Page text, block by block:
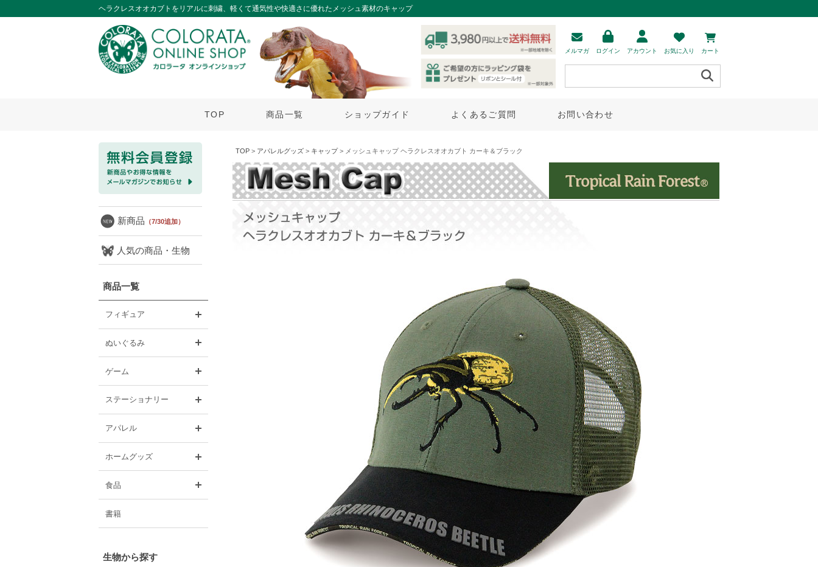
ヘラクレスオオカブトをリアルに刺繍、軽くて通気性や快適さに優れたメッシュ素材のキャップ
メルマガ ログイン アカウント お気に入り カート
TOP 商品一覧 ショップガイド よくあるご質問 お問い合わせ
新商品 （7/30追加）
人気の商品・生物
商品一覧
フィギュア
ぬいぐるみ
ゲーム
ステーショナリー
アパレル
ホームグッズ
食品
書籍
生物から探す
TOP > アパレルグッズ > キャップ> メッシュキャップ ヘラクレスオオカブト カーキ＆ブラック